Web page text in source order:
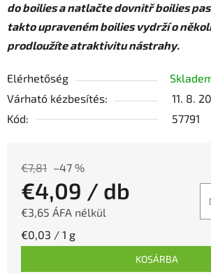
do boilies a natlačte dovnitř boilies
takto upraveném boilies vydrží o
prodloužíte atraktivitu nástrahy.
Elérhetőség
Várható kézbesítés:
11. 8.
Kód:
57791
€7,81 –47 %
€4,09 / db
€3,65 ÁFA nélkül
Egységár:
€0,03 / 1 g
KOSÁRBA